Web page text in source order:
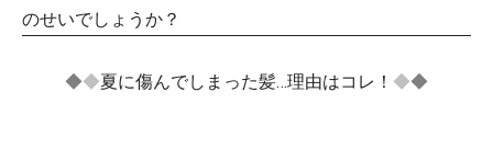
のせいでしょうか？
◆◆夏に傷んでしまった髪…理由はコレ！ ◆◆